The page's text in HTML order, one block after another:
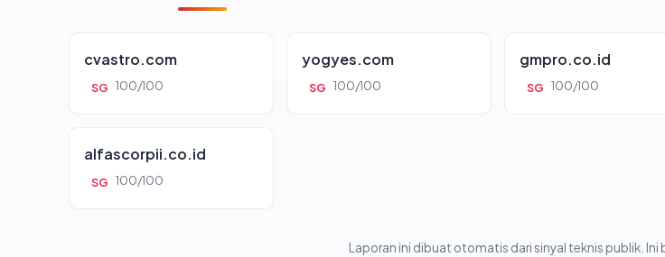
cvastro.com
SG 100/100
yogyes.com
SG 100/100
gmpro.co.id
SG 100/100
alfascorpii.co.id
SG 100/100
Laporan ini dibuat otomatis dari sinyal teknis publik. Ini